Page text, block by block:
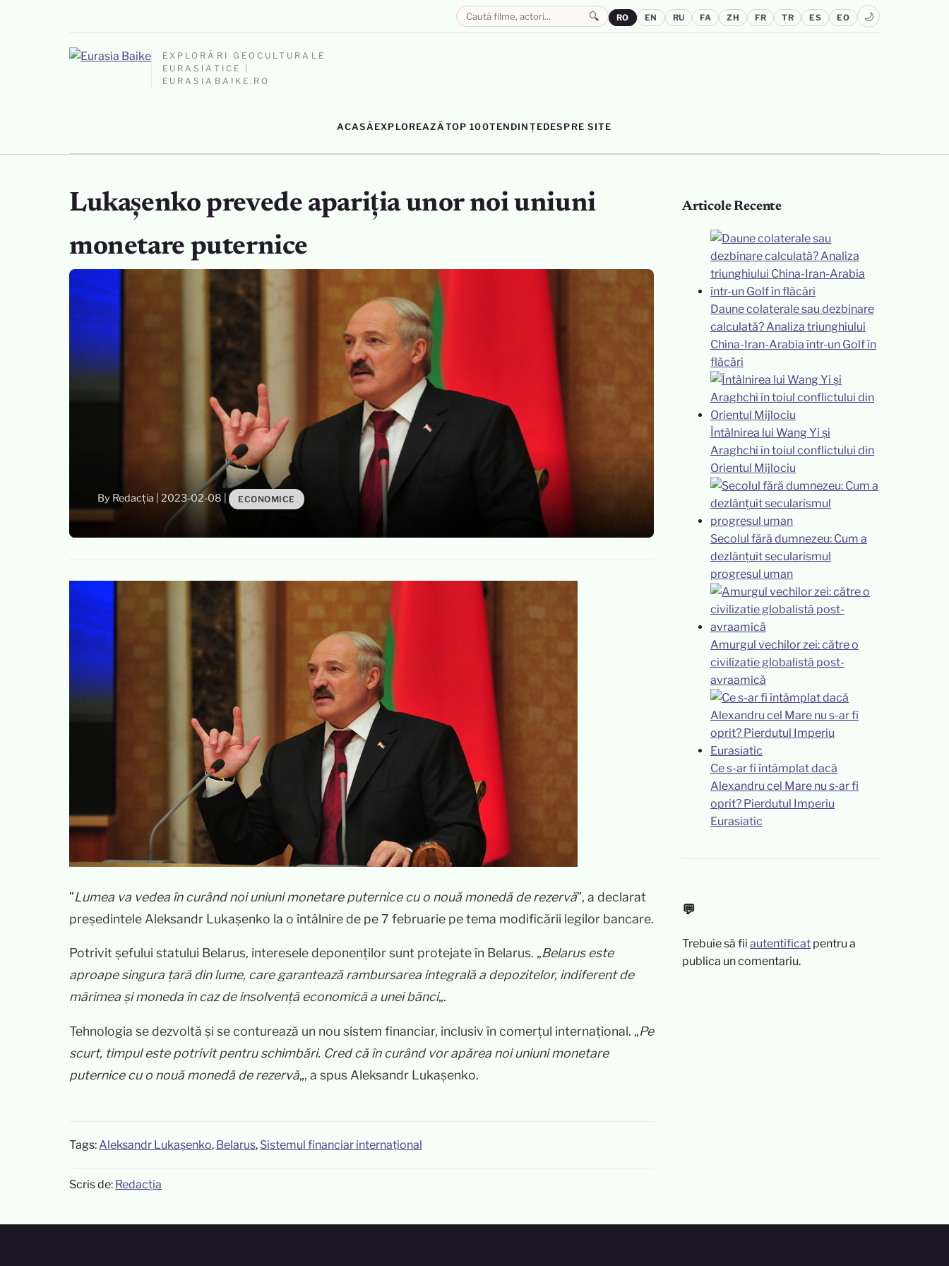
EXPLORĂRI GEOCULTURALE
EURASIATICE |
EURASIABAIKE.RO
ACASĂ EXPLOREAZĂ TOP 100TENDINȚEDESPRE SITE
🔍 RO EN RU FA ZH FR TR ES EO 🌙
Lukașenko prevede apariția unor noi uniuni
monetare puternice
By Redacția 2023-02-08 ECONOMICE
”Lumea va vedea în curând noi uniuni monetare puternice cu o nouă monedă de rezervă”, a declarat
președintele Aleksandr Lukașenko la o întâlnire de pe 7 februarie pe tema modificării legilor bancare.
Potrivit șefului statului Belarus, interesele deponenților sunt protejate în Belarus. „Belarus este
aproape singura țară din lume, care garantează rambursarea integrală a depozitelor, indiferent de
mărimea și moneda în caz de insolvență economică a unei bănci„.
Tehnologia se dezvoltă și se conturează un nou sistem financiar, inclusiv în comerțul internațional. „Pe
scurt, timpul este potrivit pentru schimbări. Cred că în curând vor apărea noi uniuni monetare
puternice cu o nouă monedă de rezervă„, a spus Aleksandr Lukașenko.
Tags: Aleksandr Lukașenko, Belarus, Sistemul financiar internațional
Scris de: Redacția
Articole Recente
Daune colaterale sau dezbinare
calculată? Analiza triunghiului
China-Iran-Arabia într-un Golf în
flăcări
Întâlnirea lui Wang Yi și
Araghchi în toiul conflictului din
Orientul Mijlociu
Secolul fără dumnezeu: Cum a
dezlănțuit secularismul
progresul uman
Amurgul vechilor zei: către o
civilizație globalistă post-
avraamică
Ce s-ar fi întâmplat dacă
Alexandru cel Mare nu s-ar fi
oprit? Pierdutul Imperiu
Eurasiatic
💬
Trebuie să fii autentificat pentru a
publica un comentariu.